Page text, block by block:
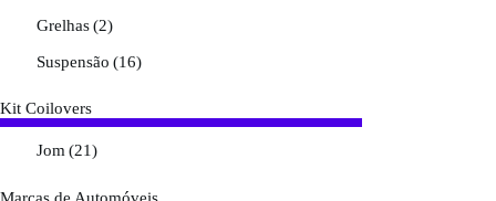
Grelhas(2)
Suspensão (16)
Kit Coilovers
Jom(21)
Marcas de Automóveis